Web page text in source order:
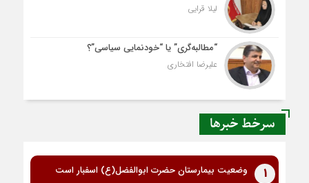
لیلا قرایی
“مطالبه‌گری” یا “خودنمایی سیاسی”؟
علیرضا افتخاری
سرخط خبرها
1 وضعیت بیمارستان حضرت ابوالفضل(ع) اسفبار است